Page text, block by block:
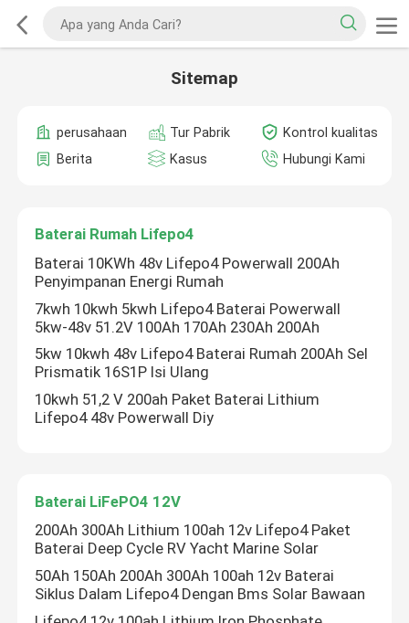
Sitemap
perusahaan Tur Pabrik
Kontrol kualitas
Berita
Kasus Hubungi Kami
Baterai Rumah Lifepo4
Baterai 10KWh 48v Lifepo4 Powerwall 200Ah
Penyimpanan Energi Rumah
7kwh 10kwh 5kwh Lifepo4 Baterai Powerwall
5kw-48v 51.2V 100Ah 170Ah 230Ah 200Ah
5kw 10kwh 48v Lifepo4 Baterai Rumah 200Ah Sel
Prismatik 16S1P Isi Ulang
10kwh 51,2 V 200ah Paket Baterai Lithium
Lifepo4 48v Powerwall Diy
Baterai LiFePO4 12V
200Ah 300Ah Lithium 100ah 12v Lifepo4 Paket
Baterai Deep Cycle RV Yacht Marine Solar
50Ah 150Ah 200Ah 300Ah 100ah 12v Baterai
Siklus Dalam Lifepo4 Dengan Bms Solar Bawaan